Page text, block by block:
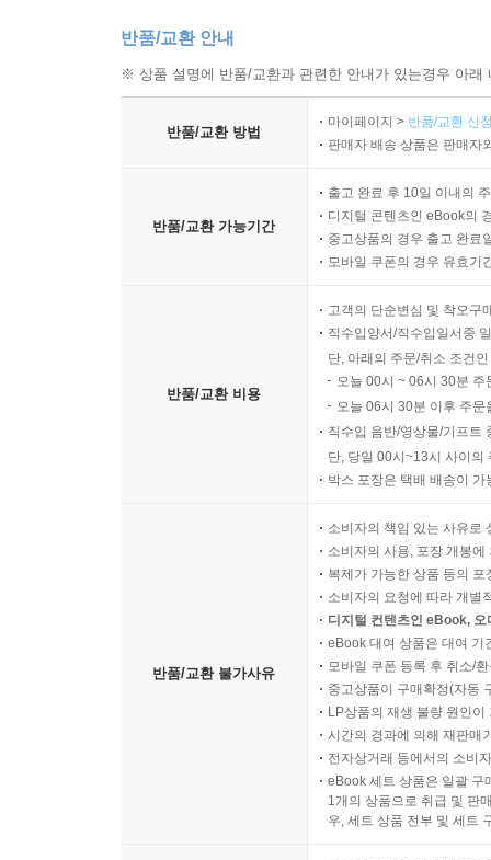
반품/교환 안내
※ 상품 설명에 반품/교환과 관련한 안내가 있는경우 아
반품/교환 방법
마이페이지 > 반품/교환 신
판매자 배송 상품은 판매자
반품/교환 가능기간
출고 완료 후 10일 이내의
디지털 콘텐츠인 eBook의
중고상품의 경우 출고 완료
모바일 쿠폰의 경우 유효기
반품/교환 비용
고객의 단순변심 및 착오구
직수입양서/직수입일서중
단, 아래의 주문/취소 조건
오늘 00시 ~ 06시 30분
오늘 06시 30분 이후 주
직수입 음반/영상물/기프트
단, 당일 00시~13시 사이의
박스 포장은 택배 배송이
반품/교환 불가사유
소비자의 책임 있는 사유로
소비자의 사용, 포장 개봉
복제가 가능한 상품 등의
소비자의 요청에 따라 개별
디지털 컨텐츠인 eBook,
eBook 대여 상품은 대여 기
모바일 쿠폰 등록 후 취소/
중고상품이 구매확정(자동
LP상품의 재생 불량 원인
시간의 경과에 의해 재판매
전자상거래 등에서의 소비
eBook 세트 상품은 일괄 구
1개의 상품으로 취급 및 판
우, 세트 상품 전부 및 세트